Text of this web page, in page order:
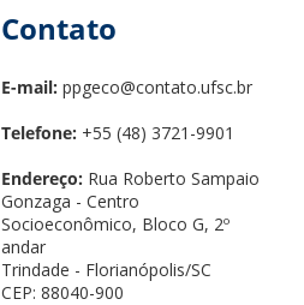
Contato
E-mail: ppgeco@contato.ufsc.br
Telefone: +55 (48) 3721-9901
Endereço: Rua Roberto Sampaio
Gonzaga - Centro
Socioeconômico, Bloco G, 2º
andar
Trindade - Florianópolis/SC
CEP: 88040-900